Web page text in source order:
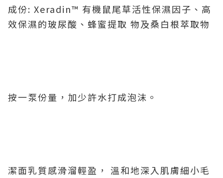
成份: Xeradin™ 有機鼠尾草活性保濕因子、高
效保濕的玻尿酸、蜂蜜提取 物及桑白根萃取物
按一泵份量，加少許水打成泡沫。
潔面乳質感滑溜輕盈， 溫和地深入肌膚細小毛